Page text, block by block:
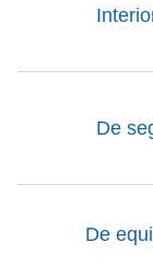
De
De